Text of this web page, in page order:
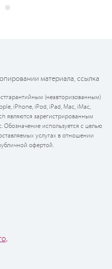
материала, ссылка
(неавторизованным)
iPhone, iPod, iPad, Mac, iMac,
являются зарегистрированным
используется с целью
услугах в отношении
офертой.